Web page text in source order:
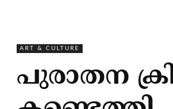
ART & CULTURE
പുരാതന